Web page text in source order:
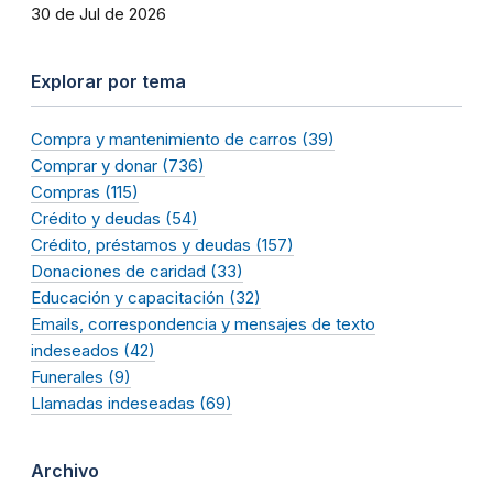
30 de Jul de 2026
Explorar por tema
Compra y mantenimiento de carros (39)
Comprar y donar (736)
Compras (115)
Crédito y deudas (54)
Crédito, préstamos y deudas (157)
Donaciones de caridad (33)
Educación y capacitación (32)
Emails, correspondencia y mensajes de texto
indeseados (42)
Funerales (9)
Llamadas indeseadas (69)
Archivo